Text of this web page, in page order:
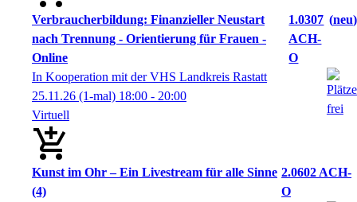
Verbraucherbildung: Finanzieller Neustart
nach Trennung - Orientierung für Frauen -
Online
1.0307
ACH-
O
neu
In Kooperation mit der VHS Landkreis Rastatt
25.11.26 (1-mal) 18:00 - 20:00
Virtuell
Kunst im Ohr – Ein Livestream für alle Sinne
(4)
2.0602 ACH-
O